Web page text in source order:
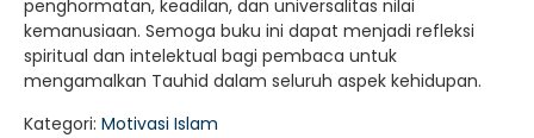
penghormatan, keadilan, dan universalitas nilai
kemanusiaan. Semoga buku ini dapat menjadi refleksi
spiritual dan intelektual bagi pembaca untuk
mengamalkan Tauhid dalam seluruh aspek kehidupan.
Kategori: Motivasi Islam